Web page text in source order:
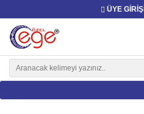
ÜYE GİRİŞİ